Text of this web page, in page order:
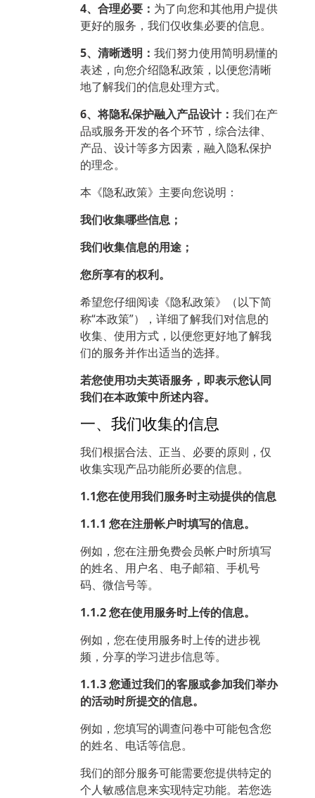
4、合理必要： 为了向您和其他用户提供
更好的服务，我们仅收集必要的信息。
5、清晰透明： 我们努力使用简明易懂的
表述，向您介绍隐私政策，以便您清晰
地了解我们的信息处理方式。
6、将隐私保护融入产品设计： 我们在产
品或服务开发的各个环节，综合法律、
产品、设计等多方因素，融入隐私保护
的理念。
本《隐私政策》主要向您说明：
我们收集哪些信息；
我们收集信息的用途；
您所享有的权利。
希望您仔细阅读《隐私政策》（以下简
称“本政策”），详细了解我们对信息的
收集、使用方式，以便您更好地了解我
们的服务并作出适当的选择。
若您使用功夫英语服务，即表示您认同
我们在本政策中所述内容。
一、我们收集的信息
我们根据合法、正当、必要的原则，仅
收集实现产品功能所必要的信息。
1.1您在使用我们服务时主动提供的信息
1.1.1 您在注册帐户时填写的信息。
例如，您在注册免费会员帐户时所填写
的姓名、用户名、电子邮箱、手机号
码、微信号等。
1.1.2 您在使用服务时上传的信息。
例如，您在使用服务时上传的进步视
频，分享的学习进步信息等。
1.1.3 您通过我们的客服或参加我们举办
的活动时所提交的信息。
例如，您填写的调查问卷中可能包含您
的姓名、电话等信息。
我们的部分服务可能需要您提供特定的
个人敏感信息来实现特定功能。若您选